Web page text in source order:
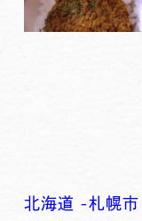
北海道 -札幌市